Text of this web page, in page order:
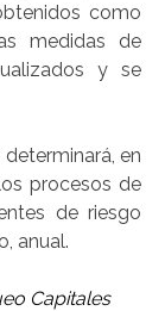
como
medidas de
y se
en
procesos de
de riesgo
anual.
Capitales